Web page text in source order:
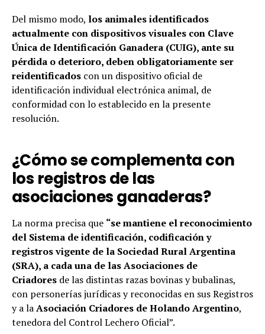
Del mismo modo, los animales identificados
actualmente con dispositivos visuales con Clave
Única de Identificación Ganadera (CUIG), ante su
pérdida o deterioro, deben obligatoriamente ser
reidentificados con un dispositivo oficial de
identificación individual electrónica animal, de
conformidad con lo establecido en la presente
resolución.
¿Cómo se complementa con
los registros de las
asociaciones ganaderas?
La norma precisa que “se mantiene el reconocimiento
del Sistema de identificación, codificación y
registros vigente de la Sociedad Rural Argentina
(SRA), a cada una de las Asociaciones de
Criadores de las distintas razas bovinas y bubalinas,
con personerías jurídicas y reconocidas en sus Registros
y a laAsociación Criadores de Holando Argentino,
tenedora del Control Lechero Oficial”.